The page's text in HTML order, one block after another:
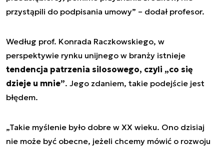
przystąpili do podpisania umowy” – dodał profesor.
Według prof. Konrada Raczkowskiego, w
perspektywie rynku unijnego w branży istnieje
tendencja patrzenia silosowego, czyli „co się
dzieje u mnie”. Jego zdaniem, takie podejście jest
błędem.
„Takie myślenie było dobre w XX wieku. Ono dzisiaj
nie może być obecne, jeżeli chcemy mówić o rozwoju